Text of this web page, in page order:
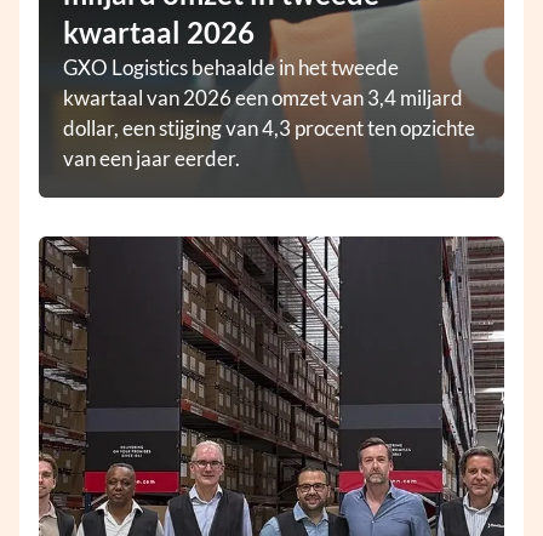
kwartaal 2026
GXO Logistics behaalde in het tweede
kwartaal van 2026 een omzet van 3,4 miljard
dollar, een stijging van 4,3 procent ten opzichte
van een jaar eerder.